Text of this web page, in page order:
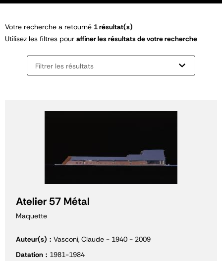
Votre recherche a retourné 1 résultat(s)
Utilisez les filtres pour affiner les résultats de votre recherche
Filtrer les résultats
Atelier 57 Métal
Maquette
Auteur(s)
Vasconi, Claude - 1940 - 2009
Datation
1981-1984